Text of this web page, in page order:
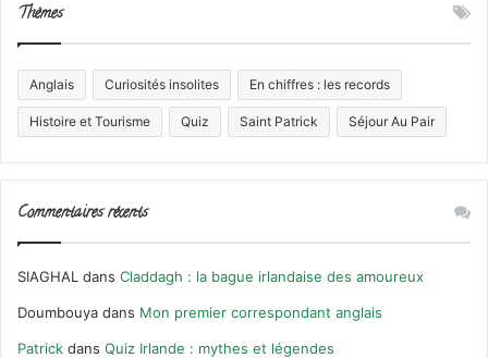
Thèmes
Anglais Curiosités insolites En chiffres : les records
Histoire et Tourisme Quiz Saint Patrick Séjour Au Pair
Commentaires récents
SIAGHAL dans Claddagh : la bague irlandaise des amoureux
Doumbouya dans Mon premier correspondant anglais
Patrick dans Quiz Irlande : mythes et légendes